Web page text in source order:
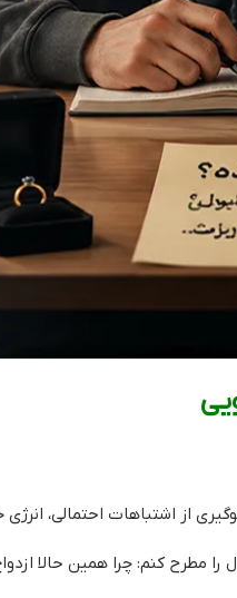
از اشتباهات احتمالی،
را مطرح کنم: چرا همین حالا